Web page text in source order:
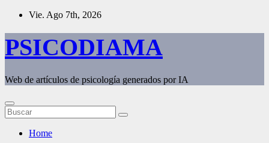
Saltar
contenido
Vie. Ago 7th, 2026
PSICODIAMA
Web de artículos de psicología generados por IA
Home